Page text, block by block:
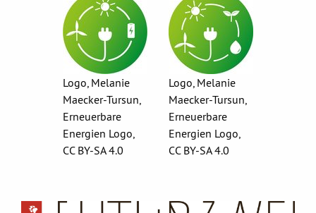
Logo, Melanie
Maecker-Tursun,
Erneuerbare
Energien Logo,
CC BY-SA 4.0
Logo, Melanie
Maecker-Tursun,
Erneuerbare
Energien Logo,
CC BY-SA 4.0